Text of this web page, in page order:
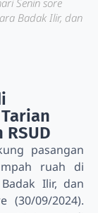
Badak Ilir, dan
pasangan
ruah di
Ilir, dan
(30/09/2024).